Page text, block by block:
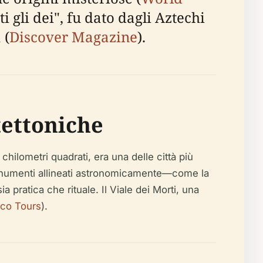
gli dei", fu dato dagli Aztechi
(Discover Magazine).
quadrati, era una delle città più
allineati astronomicamente—come la
pratica che rituale. Il Viale dei Morti, una
Tours).